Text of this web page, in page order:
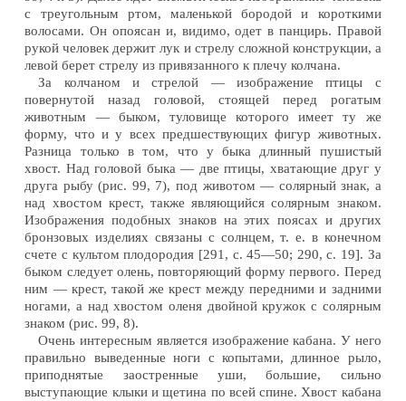
с треугольным ртом, маленькой бородой и короткими
волосами. Он опоясан и, видимо, одет в панцирь. Правой
рукой человек держит лук и стрелу сложной конструкции, а
левой берет стрелу из привязанного к плечу колчана.
За колчаном и стрелой — изображение птицы с
повернутой назад головой, стоящей перед рогатым
животным — быком, туловище которого имеет ту же
форму, что и у всех предшествующих фигур животных.
Разница только в том, что у быка длинный пушистый
хвост. Над головой быка — две птицы, хватающие друг у
друга рыбу (рис. 99, 7), под животом — солярный знак, а
над хвостом крест, также являющийся солярным знаком.
Изображения подобных знаков на этих поясах и других
бронзовых изделиях связаны с солнцем, т. е. в конечном
счете с культом плодородия [291, с. 45—50; 290, с. 19]. За
быком следует олень, повторяющий форму первого. Перед
ним — крест, такой же крест между передними и задними
ногами, а над хвостом оленя двойной кружок с солярным
знаком (рис. 99, 8).
Очень интересным является изображение кабана. У него
правильно выведенные ноги с копытами, длинное рыло,
приподнятые заостренные уши, большие, сильно
выступающие клыки и щетина по всей спине. Хвост кабана